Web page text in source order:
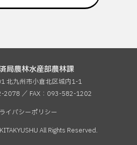
局農林水産部農林課
北九州市小倉北区城内1-1
／ FAX： 093-582-1202
イバシーポリシー
All Rights Reserved.